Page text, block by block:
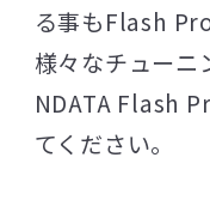
る事もFlash
様々なチューニ
NDATA Flash
てください。